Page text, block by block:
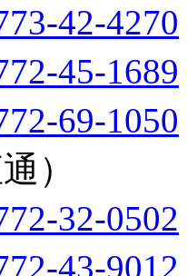
42-4270
45-1689
69-1050
）
32-0502
43-9012